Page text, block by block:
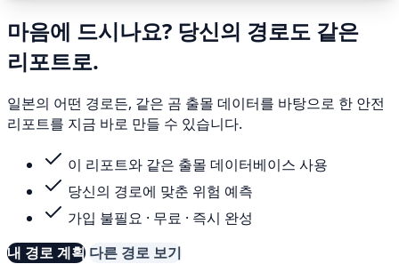
마음에 드시나요? 당신의 경로도 같은
리포트로.
일본의 어떤 경로든, 같은 곰 출몰 데이터를 바탕으로 한 안전
리포트를 지금 바로 만들 수 있습니다.
이 리포트와 같은 출몰 데이터베이스 사용
당신의 경로에 맞춘 위험 예측
가입 불필요 · 무료 · 즉시 완성
내 경로 계획 다른 경로 보기